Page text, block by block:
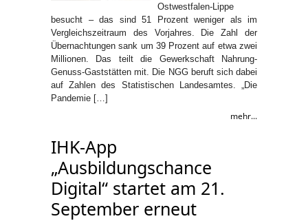
Ostwestfalen-Lippe
besucht – das sind 51 Prozent weniger als im
Vergleichszeitraum des Vorjahres. Die Zahl der
Übernachtungen sank um 39 Prozent auf etwa zwei
Millionen. Das teilt die Gewerkschaft Nahrung-
Genuss-Gaststätten mit. Die NGG beruft sich dabei
auf Zahlen des Statistischen Landesamtes. „Die
Pandemie […]
mehr...
IHK-App
„Ausbildungschance
Digital“ startet am 21.
September erneut